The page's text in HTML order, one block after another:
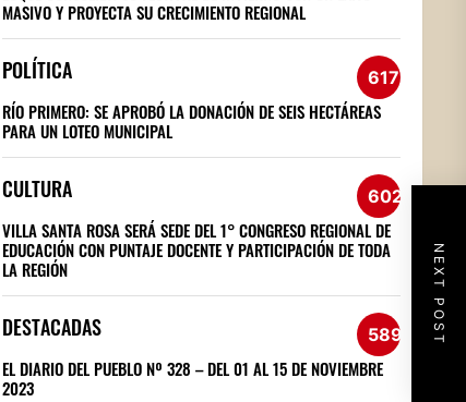
NEXT POST
MASIVO Y PROYECTA SU CRECIMIENTO REGIONAL
POLÍTICA 617
RÍO PRIMERO: SE APROBÓ LA DONACIÓN DE SEIS HECTÁREAS
PARA UN LOTEO MUNICIPAL
CULTURA 602
VILLA SANTA ROSA SERÁ SEDE DEL 1° CONGRESO REGIONAL DE
EDUCACIÓN CON PUNTAJE DOCENTE Y PARTICIPACIÓN DE TODA
LA REGIÓN
DESTACADAS 589
EL DIARIO DEL PUEBLO Nº 328 – DEL 01 AL 15 DE NOVIEMBRE
2023